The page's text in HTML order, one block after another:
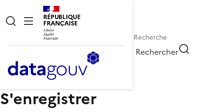
RÉPUBLIQUE
FRANÇAISE
Rechercher
S'enregistrer